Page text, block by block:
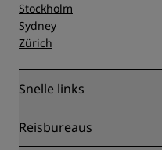
Stockholm
Sydney
Zürich
Snelle links
Radisson Rewards
Reisbureaus